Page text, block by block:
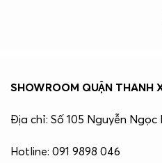
SHOWROOM QUẬN THANH
Địa chỉ: Số 105 Nguyễn
Hotline: 091 9898 046